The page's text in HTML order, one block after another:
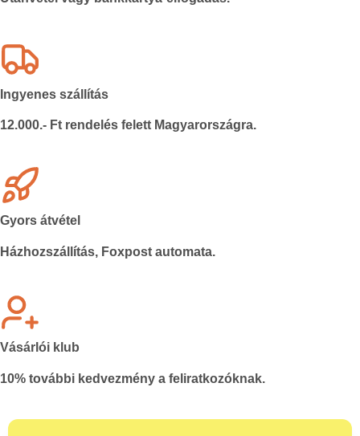
Ingyenes szállítás
12.000.- Ft rendelés felett Magyarországra.
Gyors átvétel
Házhozszállítás, Foxpost automata.
Vásárlói klub
10% további kedvezmény a feliratkozóknak.